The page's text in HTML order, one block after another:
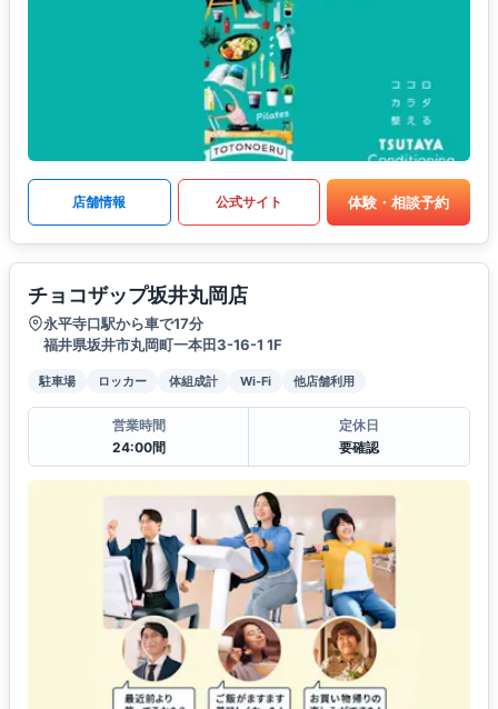
店舗情報 公式サイト 体験・相談予約
チョコザップ坂井丸岡店
永平寺口駅から車で17分
福井県坂井市丸岡町一本田3-16-1 1F
駐車場 ロッカー 体組成計 Wi-Fi 他店舗利用
営業時間
24:00間
定休日
要確認